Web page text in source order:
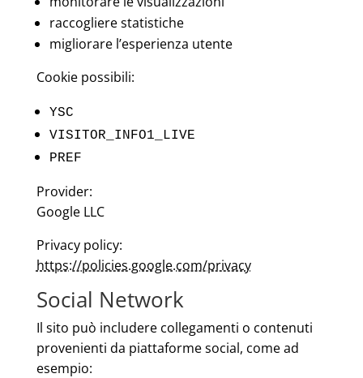
raccogliere statistiche
migliorare l’esperienza utente
Cookie possibili:
YSC
VISITOR_INFO1_LIVE
PREF
Provider:
Google LLC
Privacy policy:
https://policies.google.com/privacy
Social Network
Il sito può includere collegamenti o contenuti
provenienti da piattaforme social, come ad
esempio: